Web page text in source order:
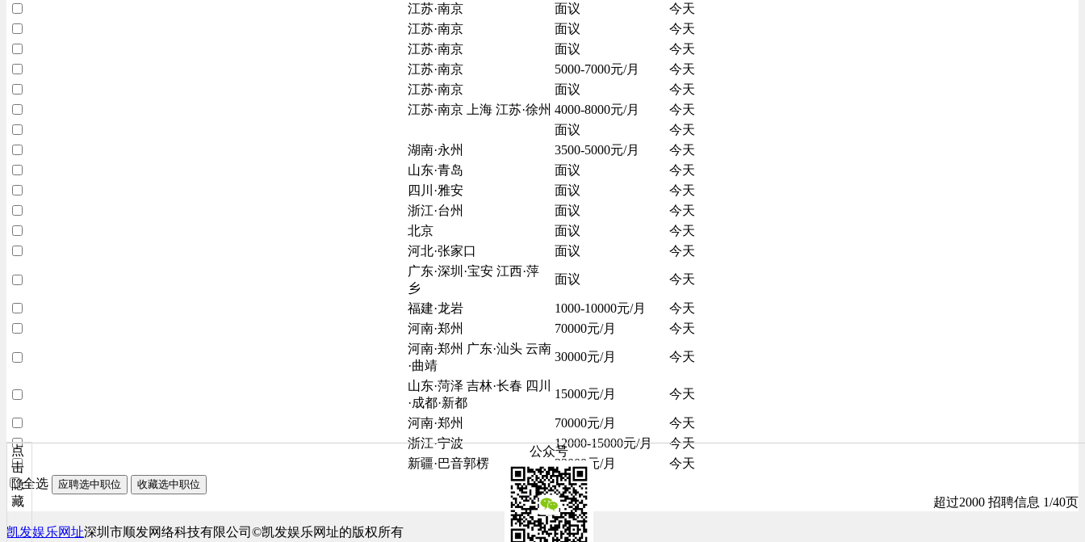
江苏·南京
面议
今天
江苏·南京
面议
今天
江苏·南京
面议
今天
江苏·南京
5000-7000元/月
今天
江苏·南京
面议
今天
江苏·南京 上海 江苏·徐州 4000-8000元/月
今天
面议
今天
湖南·永州
3500-5000元/月
今天
山东·青岛
面议
今天
四川·雅安
面议
今天
浙江·台州
面议
今天
北京
面议
今天
河北·张家口
面议
今天
广东·深圳·宝安 江西·萍
乡
面议 今天
福建·龙岩 1000-10000元/月
今天
河南·郑州
70000元/月
今天
河南·郑州 广东·汕头 云南
·曲靖
30000元/月 今天
山东·菏泽 吉林·长春 四川
·成都·新都
15000元/月 今天
河南·郑州 70000元/月
今天
浙江·宁波
12000-15000元/月
今天
新疆·巴音郭楞
33000元/月
今天
全选
应聘选中职位 收藏选中职位
超过2000 招聘信息 1/40页
凯发娱乐网址深圳市顺发网络科技有限公司©凯发娱乐网址的版权所有
点
击
隐
藏
公众号